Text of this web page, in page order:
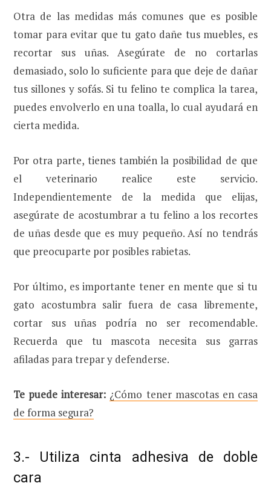
Otra de las medidas más comunes que es posible
tomar para evitar que tu gato dañe tus muebles, es
recortar sus uñas. Asegúrate de no cortarlas
demasiado, solo lo suficiente para que deje de dañar
tus sillones y sofás. Si tu felino te complica la tarea,
puedes envolverlo en una toalla, lo cual ayudará en
cierta medida.
Por otra parte, tienes también la posibilidad de que
el veterinario realice este servicio.
Independientemente de la medida que elijas,
asegúrate de acostumbrar a tu felino a los recortes
de uñas desde que es muy pequeño. Así no tendrás
que preocuparte por posibles rabietas.
Por último, es importante tener en mente que si tu
gato acostumbra salir fuera de casa libremente,
cortar sus uñas podría no ser recomendable.
Recuerda que tu mascota necesita sus garras
afiladas para trepar y defenderse.
Te puede interesar: ¿Cómo tener mascotas en casa
de forma segura?
3.- Utiliza cinta adhesiva de doble
cara